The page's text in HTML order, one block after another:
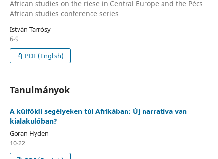
African studies on the riese in Central Europe and the Pécs
African studies conference series
István Tarrósy
6-9
PDF (English)
Tanulmányok
A külföldi segélyeken túl Afrikában: Új narratíva van
kialakulóban?
Goran Hyden
10-22